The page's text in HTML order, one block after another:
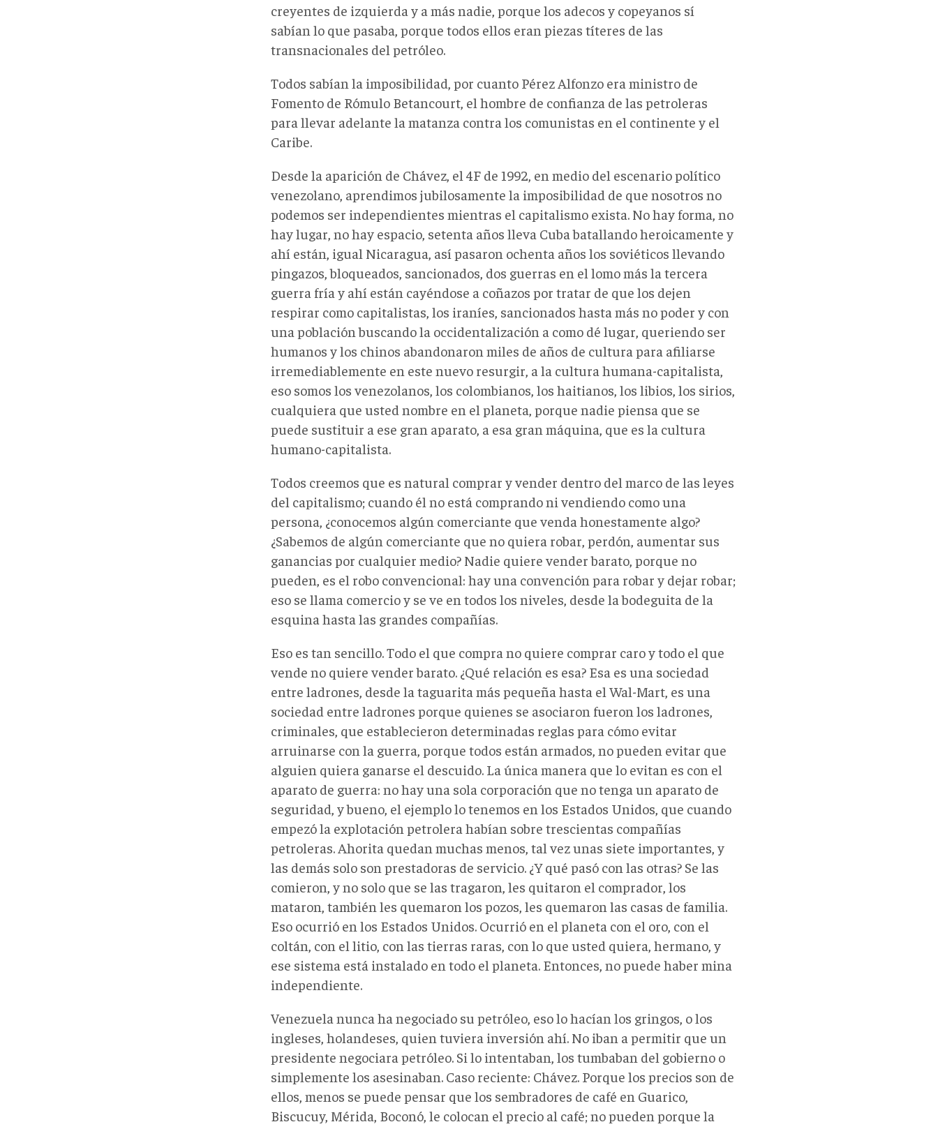
creyentes de izquierda y a más nadie, porque los adecos y copeyanos sí
sabían lo que pasaba, porque todos ellos eran piezas títeres de las
transnacionales del petróleo.
Todos sabían la imposibilidad, por cuanto Pérez Alfonzo era ministro de
Fomento de Rómulo Betancourt, el hombre de confianza de las petroleras
para llevar adelante la matanza contra los comunistas en el continente y el
Caribe.
Desde la aparición de Chávez, el 4F de 1992, en medio del escenario político
venezolano, aprendimos jubilosamente la imposibilidad de que nosotros no
podemos ser independientes mientras el capitalismo exista. No hay forma, no
hay lugar, no hay espacio, setenta años lleva Cuba batallando heroicamente y
ahí están, igual Nicaragua, así pasaron ochenta años los soviéticos llevando
pingazos, bloqueados, sancionados, dos guerras en el lomo más la tercera
guerra fría y ahí están cayéndose a coñazos por tratar de que los dejen
respirar como capitalistas, los iraníes, sancionados hasta más no poder y con
una población buscando la occidentalización a como dé lugar, queriendo ser
humanos y los chinos abandonaron miles de años de cultura para afiliarse
irremediablemente en este nuevo resurgir, a la cultura humana-capitalista,
eso somos los venezolanos, los colombianos, los haitianos, los libios, los sirios,
cualquiera que usted nombre en el planeta, porque nadie piensa que se
puede sustituir a ese gran aparato, a esa gran máquina, que es la cultura
humano-capitalista.
Todos creemos que es natural comprar y vender dentro del marco de las leyes
del capitalismo; cuando él no está comprando ni vendiendo como una
persona, ¿conocemos algún comerciante que venda honestamente algo?
¿Sabemos de algún comerciante que no quiera robar, perdón, aumentar sus
ganancias por cualquier medio? Nadie quiere vender barato, porque no
pueden, es el robo convencional: hay una convención para robar y dejar robar;
eso se llama comercio y se ve en todos los niveles, desde la bodeguita de la
esquina hasta las grandes compañías.
Eso es tan sencillo. Todo el que compra no quiere comprar caro y todo el que
vende no quiere vender barato. ¿Qué relación es esa? Esa es una sociedad
entre ladrones, desde la taguarita más pequeña hasta el Wal-Mart, es una
sociedad entre ladrones porque quienes se asociaron fueron los ladrones,
criminales, que establecieron determinadas reglas para cómo evitar
arruinarse con la guerra, porque todos están armados, no pueden evitar que
alguien quiera ganarse el descuido. La única manera que lo evitan es con el
aparato de guerra: no hay una sola corporación que no tenga un aparato de
seguridad, y bueno, el ejemplo lo tenemos en los Estados Unidos, que cuando
empezó la explotación petrolera habían sobre trescientas compañías
petroleras. Ahorita quedan muchas menos, tal vez unas siete importantes, y
las demás solo son prestadoras de servicio. ¿Y qué pasó con las otras? Se las
comieron, y no solo que se las tragaron, les quitaron el comprador, los
mataron, también les quemaron los pozos, les quemaron las casas de familia.
Eso ocurrió en los Estados Unidos. Ocurrió en el planeta con el oro, con el
coltán, con el litio, con las tierras raras, con lo que usted quiera, hermano, y
ese sistema está instalado en todo el planeta. Entonces, no puede haber mina
independiente.
Venezuela nunca ha negociado su petróleo, eso lo hacían los gringos, o los
ingleses, holandeses, quien tuviera inversión ahí. No iban a permitir que un
presidente negociara petróleo. Si lo intentaban, los tumbaban del gobierno o
simplemente los asesinaban. Caso reciente: Chávez. Porque los precios son de
ellos, menos se puede pensar que los sembradores de café en Guarico,
Biscucuy, Mérida, Boconó, le colocan el precio al café; no pueden porque la